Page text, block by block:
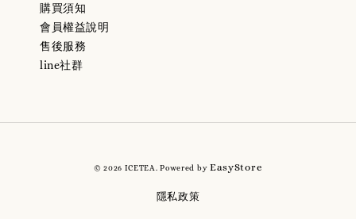
購買須知
會員權益說明
售後服務
line社群
© 2026 ICETEA. Powered by EasyStore
隱私政策